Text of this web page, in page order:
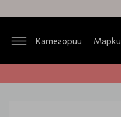
Категории Марки